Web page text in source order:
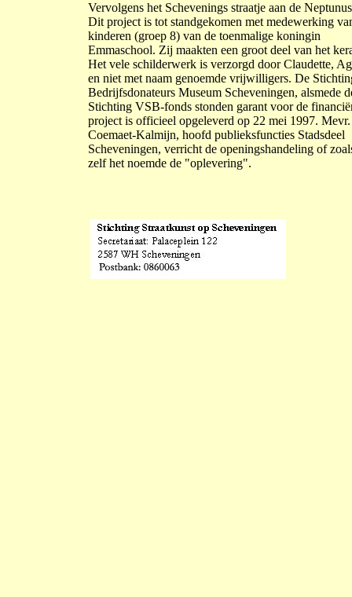
Vervolgens het Schevenings straatje aan de
Dit project is tot standgekomen met medewerking
kinderen (groep 8) van de toenmalige koningin
Emmaschool. Zij maakten een groot deel van het
Het vele schilderwerk is verzorgd door Claudette,
en niet met naam genoemde vrijwilligers. De
Bedrijfsdonateurs Museum Scheveningen, alsmede
Stichting VSB-fonds stonden garant voor de
project is officieel opgeleverd op 22 mei 1997.
Coemaet-Kalmijn, hoofd publieksfuncties Stadsdeel
Scheveningen, verricht de openingshandeling of
zelf het noemde de "oplevering".